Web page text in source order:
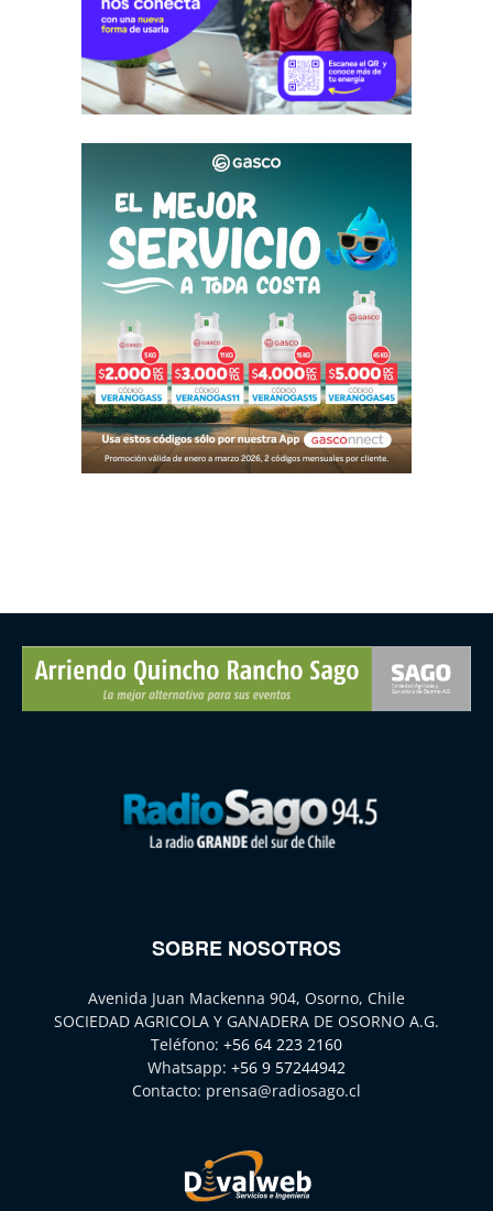
SOBRE NOSOTROS
Avenida Juan Mackenna 904, Osorno, Chile
SOCIEDAD AGRICOLA Y GANADERA DE OSORNO A.G.
Teléfono: +56 64 223 2160
Whatsapp: +56 9 57244942
Contacto: prensa@radiosago.cl